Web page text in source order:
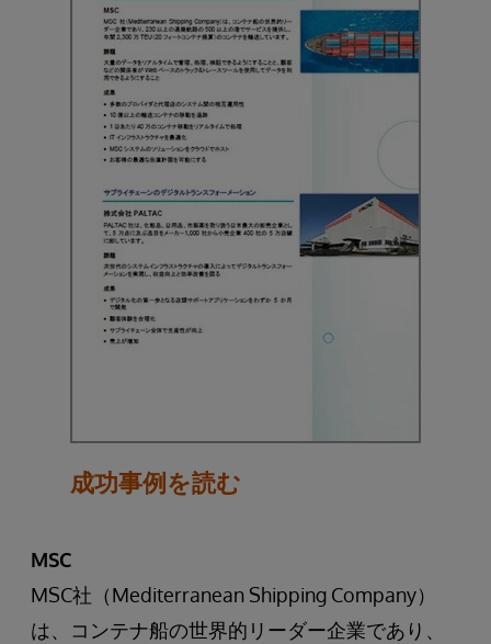
成功事例を読む
MSC
MSC社（Mediterranean Shipping Company）
は、コンテナ船の世界的リーダー企業であり、